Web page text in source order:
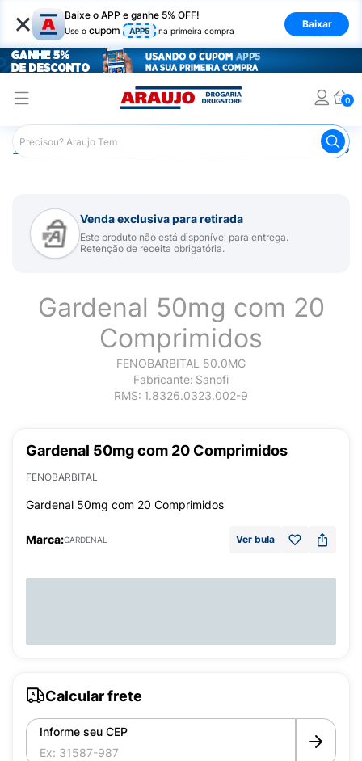
× Baixe o APP e ganhe 5% OFF!
Use o cupom APP5 na primeira compra
Baixar
0
Araujo Medicamentos Remédio para Sistema Nervoso
Venda exclusiva para retirada
Este produto não está disponível para entrega.
Retenção de receita obrigatória.
Gardenal 50mg com 20
Comprimidos
FENOBARBITAL 50.0MG
Fabricante: Sanofi
RMS: 1.8326.0323.002-9
Gardenal 50mg com 20 Comprimidos
FENOBARBITAL
Gardenal 50mg com 20 Comprimidos
Marca:GARDENAL Ver bula
Calcular frete
Informe seu CEP